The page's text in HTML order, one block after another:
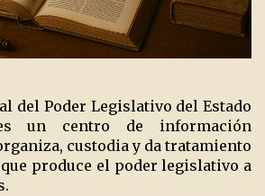
del Poder Legislativo del Estado
un centro de información
custodia y da tratamiento
produce el poder legislativo a